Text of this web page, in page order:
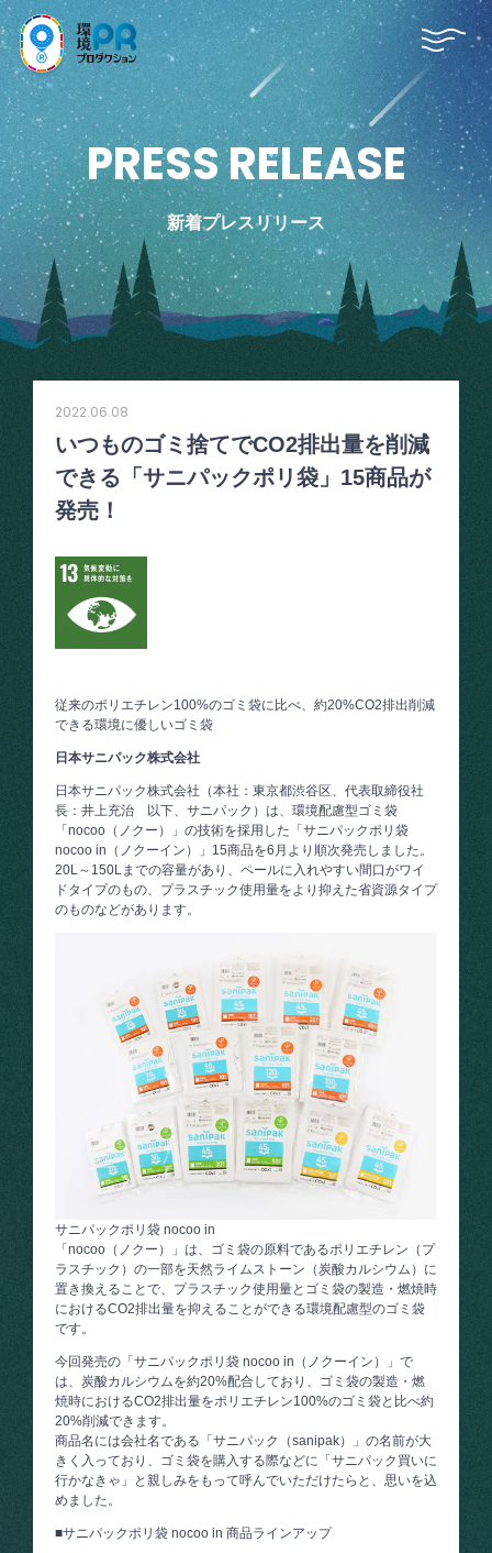
PRESSRELEASE
新着プレスリリース
2022.06.08
いつものゴミ捨てでCO2排出量を削減
できる「サニパックポリ袋」15商品が
発売！
従来のポリエチレン100%のゴミ袋に比べ、約20%CO2排出削減
できる環境に優しいゴミ袋
日本サニパック株式会社
日本サニパック株式会社（本社：東京都渋谷区、代表取締役社
長：井上充治 以下、サニパック）は、環境配慮型ゴミ袋
「nocoo（ノクー）」の技術を採用した「サニパックポリ袋
nocoo in（ノクーイン）」15商品を6月より順次発売しました。
20L～150Lまでの容量があり、ペールに入れやすい間口がワイ
ドタイプのもの、プラスチック使用量をより抑えた省資源タイプ
のものなどがあります。
サニパックポリ袋 nocoo in
「nocoo（ノクー）」は、ゴミ袋の原料であるポリエチレン（プ
ラスチック）の一部を天然ライムストーン（炭酸カルシウム）に
置き換えることで、プラスチック使用量とゴミ袋の製造・燃焼時
におけるCO2排出量を抑えることができる環境配慮型のゴミ袋
です。
今回発売の「サニパックポリ袋 nocoo in（ノクーイン）」で
は、炭酸カルシウムを約20%配合しており、ゴミ袋の製造・燃
焼時におけるCO2排出量をポリエチレン100%のゴミ袋と比べ約
20%削減できます。
商品名には会社名である「サニパック（sanipak）」の名前が大
きく入っており、ゴミ袋を購入する際などに「サニパック買いに
行かなきゃ」と親しみをもって呼んでいただけたらと、思いを込
めました。
■サニパックポリ袋 nocoo in 商品ラインアップ